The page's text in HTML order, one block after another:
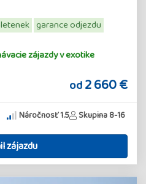
garance odjezdu
zájazdy v exotike
od2 660 €
Náročnosť 1.5 Skupina 8-16
zájazdu